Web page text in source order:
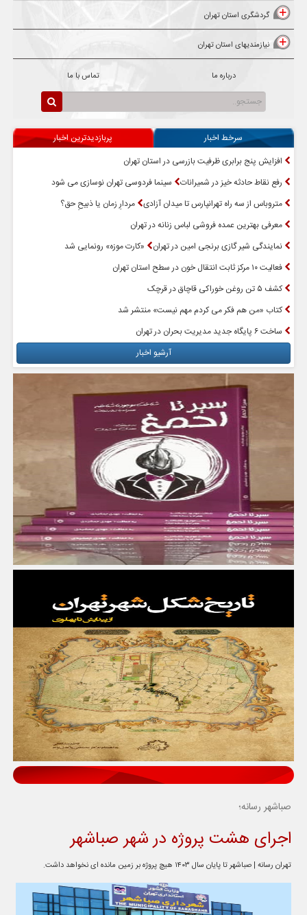
گردشگری استان تهران
نیازمندیهای استان تهران
درباره ما تماس با ما
سرخط اخبار
پربازدیدترین اخبار
افزایش پنج برابری ظرفیت بازرسی در استان تهران
رفع نقاط حادثه خیز در شمیرانات
سینما فردوسی تهران نوسازی می شود
متروباس از سه راه تهرانپارس تا میدان آزادی مردارِ زمان یا ذبیحِ حق؟
معرفی بهترین عمده فروشی لباس زنانه در تهران
نمایندگی شیر گازی برنجی امین در تهران
«کارت موزه» رونمایی شد
فعالیت ۱۰ مرکز ثابت انتقال خون در سطح استان تهران
کشف ۵ تن روغن خوراکی قاچاق در قرچک
کتاب «من هم فکر می کردم مهم نیست» منتشر شد
ساخت ۶ پایگاه جدید مدیریت بحران در تهران
آرشیو اخبار
صباشهر رسانه؛
اجرای هشت پروژه در شهر صباشهر
تهران رسانه | صباشهر تا پایان سال ۱۴۰۳ هیچ پروژه بر زمین مانده ای نخواهد داشت.